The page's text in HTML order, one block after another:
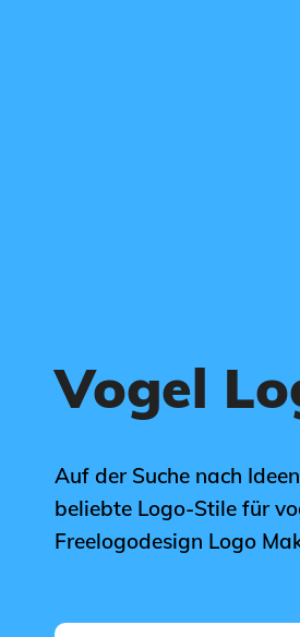
Vogel
Auf der Suche nach
beliebte Logo-Stile für
Freelogodesign Logo